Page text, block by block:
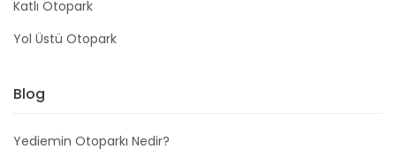
Katlı Otopark
Yol Üstü Otopark
Blog
Yediemin Otoparkı Nedir?